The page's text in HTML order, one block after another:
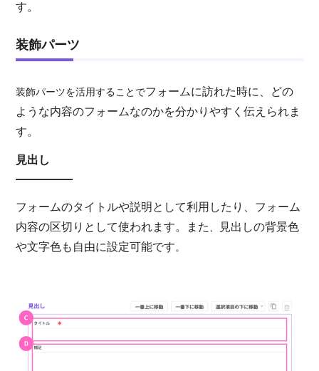
す。
装飾パーツ
装飾パーツを活用することでフォームに訪れた時に、どの
ような内容のフォームなのかを分かりやすく伝えられま
す。
見出し
フォームのタイトルや説明として利用したり、フォーム
内容の区切りとして使われます。また、
見出しの背景色
や文字色も自由に設定可能です。